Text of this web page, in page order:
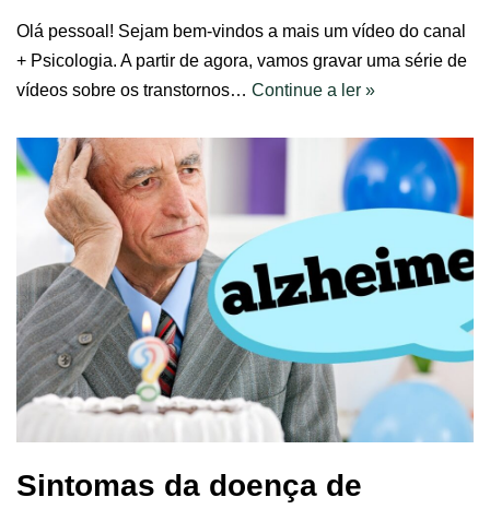
Olá pessoal! Sejam bem-vindos a mais um vídeo do canal
+ Psicologia. A partir de agora, vamos gravar uma série de
vídeos sobre os transtornos… Continue a ler »
Sintomas da doença de